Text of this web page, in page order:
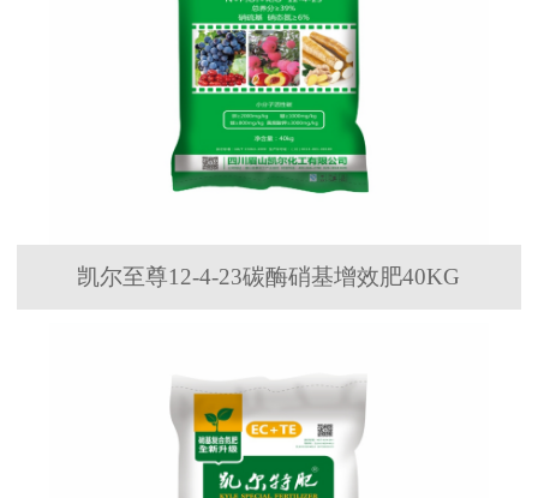
凯尔至尊12-4-23碳酶硝基增效肥40KG